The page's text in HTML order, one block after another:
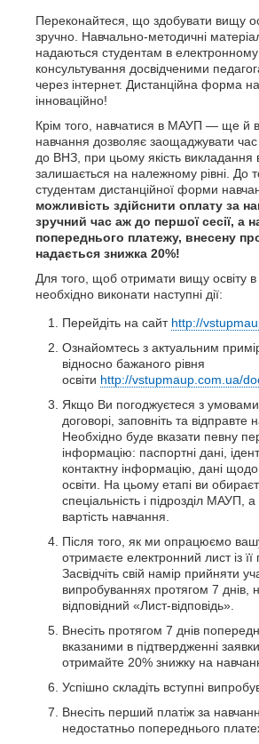
Переконайтеся, що здобувати вищу
зручно. Навчально-методичні
надаються студентам в електронному
консультування досвідченими
через інтернет. Дистанційна форма
інноваційно!
Крім того, навчатися в МАУП — ще й
навчання дозволяє заощаджувати
до ВНЗ, при цьому якість викладання
залишається на належному рівні. До
студентам дистанційної форми
можливість здійснити оплату за
зручний час аж до першої сесії, а
попереднього платежу, внесену
надається знижка 20%!
Для того, щоб отримати вищу освіту
необхідно виконати наступні дії:
Перейдіть на сайт http://
Ознайомтесь з актуальним
відносно бажаного рівня
освіти http://vstupmaup.com.ua/
Якщо Ви погоджуєтеся з
договорі, заповніть та відправте
Необхідно буде вказати певну
інформацію: паспортні дані,
контактну інформацію, дані
освіти. На цьому етапі ви
спеціальність і підрозділ МАУП,
вартість навчання.
Після того, як ми опрацюємо
отримаєте електронний лист із її
Засвідчіть свій намір прийняти
випробуваннях протягом 7 днів,
відповідний «Лист-відповідь».
Внесіть протягом 7 днів
вказаними в підтвердженні
отримайте 20% знижку на
Успішно складіть вступні
Внесіть перший платіж за
недостатньо попереднього